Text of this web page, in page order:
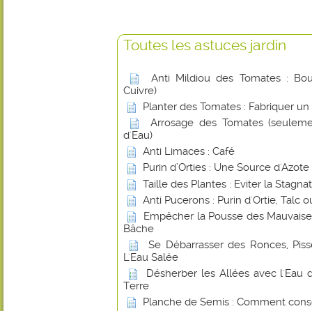
Toutes les astuces jardin
Anti Mildiou des Tomates :
Cuivre)
Planter des Tomates : Fabriquer
Arrosage des Tomates
d'Eau)
Anti Limaces : Café
Purin d’Orties : Une Source
Taille des Plantes : Eviter la
Anti Pucerons : Purin d'Ortie, Talc
Empêcher la Pousse des
Bâche
Se Débarrasser des Ronces,
L'Eau Salée
Désherber les Allées avec l'Eau
Terre
Planche de Semis : Comment